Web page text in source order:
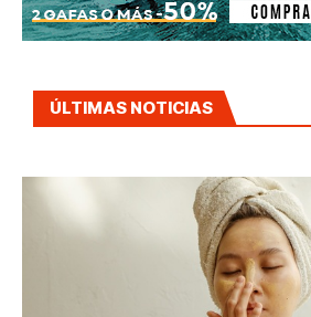
ÚLTIMAS NOTICIAS